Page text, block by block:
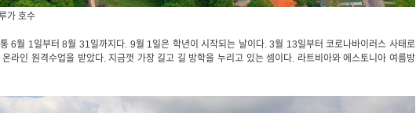
가 호수
6월 1일부터 8월 31일까지다. 9월 1일은 학년이 시작되는 날이다. 3월 13일부터 코로나바이러스 사태로
라인 원격수업을 받았다. 지금껏 가장 길고 길 방학을 누리고 있는 셈이다. 라트비아와 에스토니아 여름방